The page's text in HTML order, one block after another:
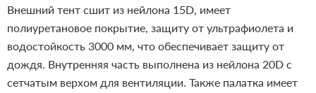
Внешний тент сшит из нейлона 15D, имеет
полиуретановое покрытие, защиту от ультрафиолета и
водостойкость 3000 мм, что обеспечивает защиту от
дождя. Внутренняя часть выполнена из нейлона 20D с
сетчатым верхом для вентиляции. Также палатка имеет